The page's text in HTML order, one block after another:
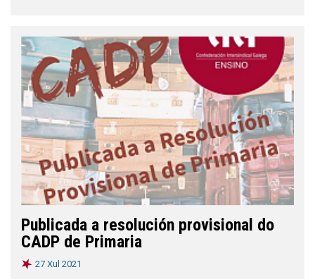
Publicada a resolución provisional do
CADP de Primaria
27 Xul 2021